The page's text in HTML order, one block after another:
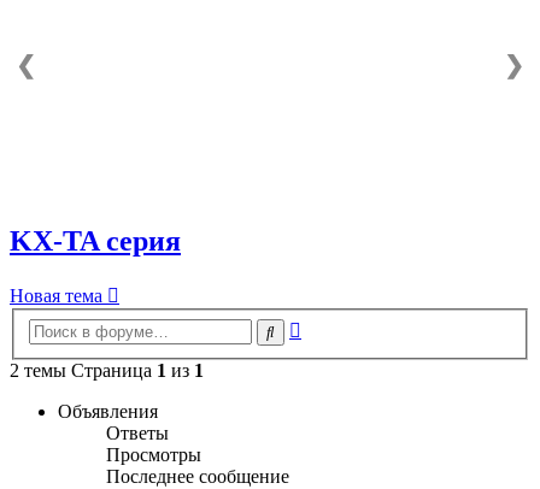
❮ ❯
KX-TA серия
Новая тема
Поиск
2 темы Страница 1 из 1
Объявления
Ответы
Просмотры
Последнее сообщение